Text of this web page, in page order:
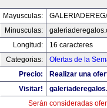
Mayusculas:
Minusculas:
Longitud:
16 caracteres
Categorias:
Ofertas de la
Precio:
Realizar una
Visitar!
Serán consideradas